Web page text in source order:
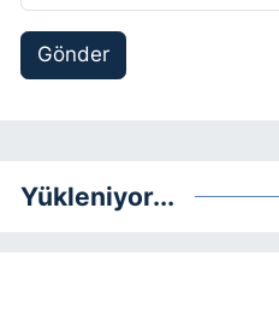
Gönder
Yükleniyor...